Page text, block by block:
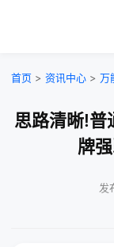
首页 > 资讯中心 > 万
思路清晰!普
牌
发